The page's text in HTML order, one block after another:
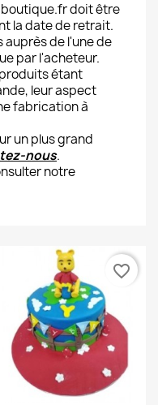
doit être
la date de retrait.
auprès de l'une de
par l'acheteur.
étant
leur aspect
fabrication à
un plus grand
nous.
notre
favorite_border